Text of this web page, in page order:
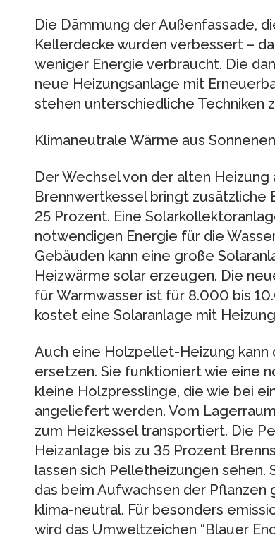
Die Dämmung der Außenfassade,
Kellerdecke wurden verbessert –
weniger Energie verbraucht. Die
neue Heizungsanlage mit
stehen unterschiedliche Techniken
Klimaneutrale Wärme aus
Der Wechsel von der alten
Brennwertkessel bringt
25 Prozent. Eine
notwendigen Energie für die
Gebäuden kann eine große
Heizwärme solar erzeugen. Die
für Warmwasser ist für 8.000 bis
kostet eine Solaranlage mit
Auch eine Holzpellet-Heizung
ersetzen. Sie funktioniert wie eine
kleine Holzpresslinge, die wie bei
angeliefert werden. Vom
zum Heizkessel transportiert. Die
Heizanlage bis zu 35 Prozent
lassen sich Pelletheizungen sehen.
das beim Aufwachsen der
klima-neutral. Für besonders
wird das Umweltzeichen “Blauer